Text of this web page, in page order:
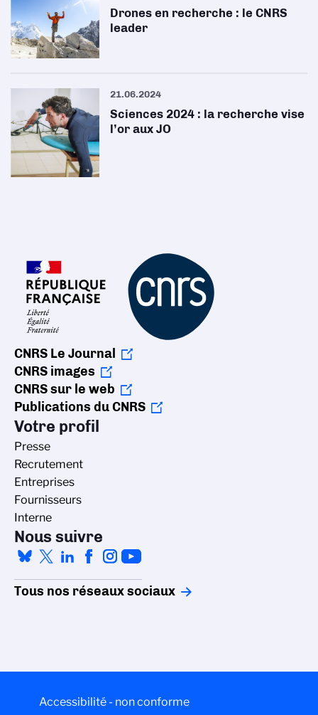
Drones en recherche : le CNRS
leader
21.06.2024
Sciences 2024 : la recherche vise
l’or aux JO
CNRS Le Journal
CNRS images
CNRS sur le web
Publications du CNRS
Votre profil
Presse
Recrutement
Entreprises
Fournisseurs
Interne
Nous suivre
Tous nos réseaux sociaux
Accessibilité - non conforme